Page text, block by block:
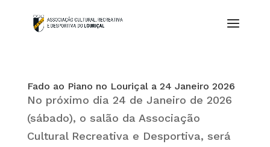
Fado ao Piano no Louriçal a 24 Janeiro 2026
No próximo dia 24 de Janeiro de 2026
(sábado), o salão da Associação
Cultural Recreativa e Desportiva, será